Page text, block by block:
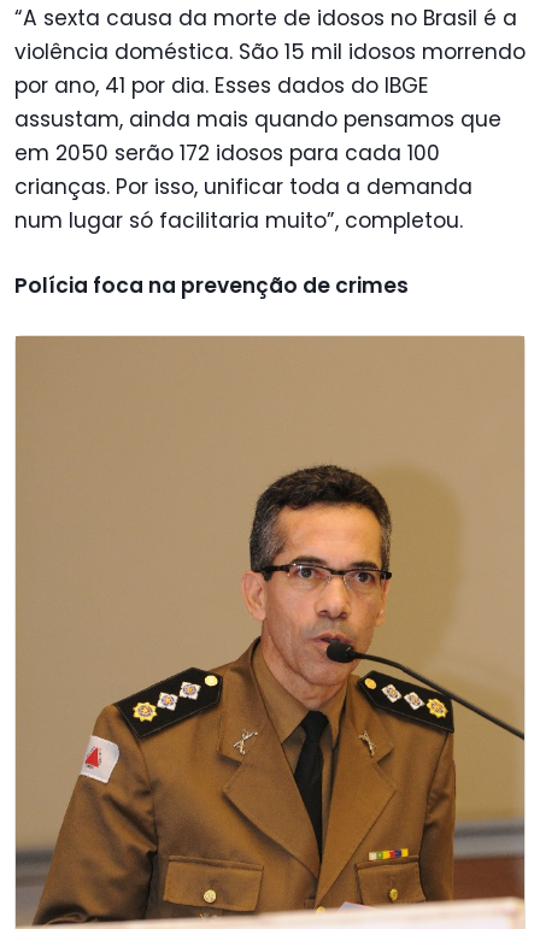
“A sexta causa da morte de idosos no Brasil é a
violência doméstica. São 15 mil idosos morrendo
por ano, 41 por dia. Esses dados do IBGE
assustam, ainda mais quando pensamos que
em 2050 serão 172 idosos para cada 100
crianças. Por isso, unificar toda a demanda
num lugar só facilitaria muito”, completou.
Polícia foca na prevenção de crimes